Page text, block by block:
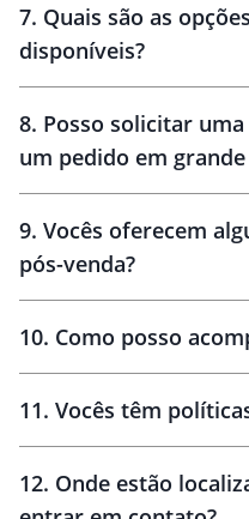
10 dias
7. Quais são as
disponíveis?
8. Posso solicitar
um pedido em
9. Vocês oferecem
pós-venda?
10. Como posso
11. Vocês têm
12. Onde estão